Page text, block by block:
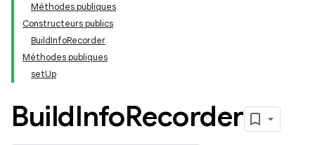
Méthodes publiques
Constructeurs publics
BuildInfoRecorder
Méthodes publiques
setUp
BuildInfoRecorder